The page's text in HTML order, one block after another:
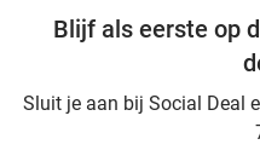
Blijf als eerste op
Sluit je aan bij Social Deal
Ervaar de kwaliteit van het
Groningen
Ervaar de warme sfeer van